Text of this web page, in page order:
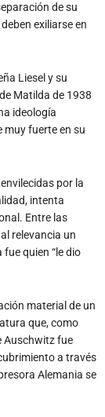
de su
exiliarse en
Liesel y su
Matilda de 1938
ideología
muy fuerte en su
por la
intenta
Entre las
relevancia un
quien “le dio
material de un
que, como
Auschwitz fue
a través
Alemania se